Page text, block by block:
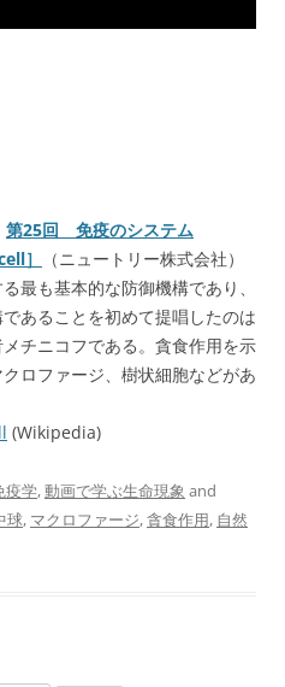
第25回 免疫のシステム
］
（ニュートリー株式会社）
最も基本的な防御機構であり、
あることを初めて提唱したのは
チニコフである。貪食作用を示
ロファージ、樹状細胞などがあ
(Wikipedia)
疫学,動画で学ぶ生命現象 and
球, マクロファージ,貪食作用, 自然